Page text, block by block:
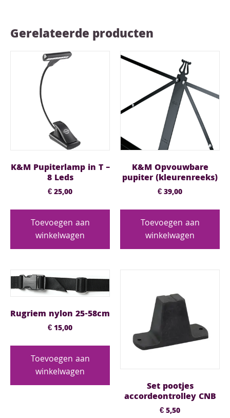
Gerelateerde producten
K&M Pupiterlamp in T –
8 Leds
€25,00
Toevoegen aan
winkelwagen
K&M Opvouwbare
pupiter (kleurenreeks)
€39,00
Toevoegen aan
winkelwagen
Rugriem nylon 25-58cm
€15,00
Toevoegen aan
winkelwagen
Set pootjes
accordeontrolley CNB
€5,50